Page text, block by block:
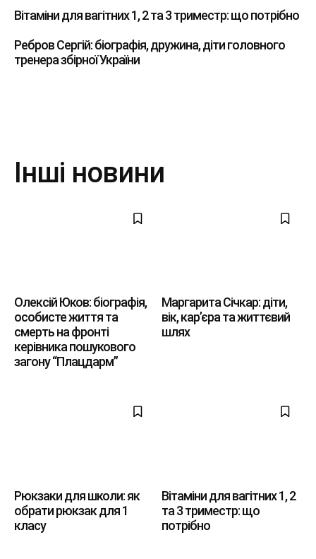
Вітаміни для вагітних 1, 2 та 3 триместр: що потрібно
Ребров Сергій: біографія, дружина, діти головного
тренера збірної України
Інші новини
Олексій Юков: біографія,
особисте життя та
смерть на фронті
керівника пошукового
загону “Плацдарм”
Маргарита Січкар: діти,
вік, кар’єра та життєвий
шлях
Рюкзаки для школи: як
обрати рюкзак для 1
класу
Вітаміни для вагітних 1, 2
та 3 триместр: що
потрібно